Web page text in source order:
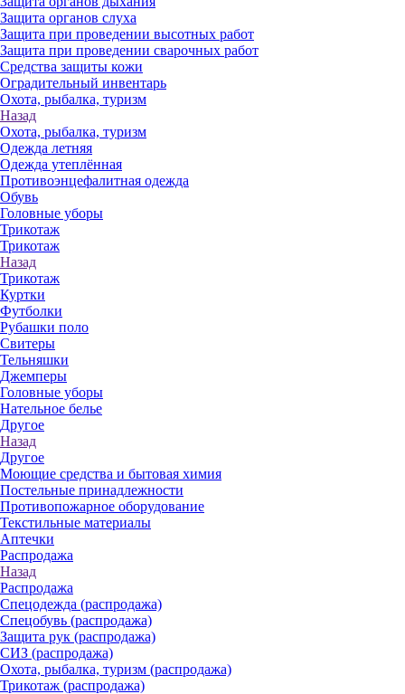
Защита органов слуха
Защита при проведении высотных работ
Защита при проведении сварочных работ
Средства защиты кожи
Оградительный инвентарь
Охота, рыбалка, туризм
Назад
Охота, рыбалка, туризм
Одежда летняя
Одежда утеплённая
Противоэнцефалитная одежда
Обувь
Головные уборы
Трикотаж
Трикотаж
Назад
Трикотаж
Куртки
Футболки
Рубашки поло
Свитеры
Тельняшки
Джемперы
Головные уборы
Нательное белье
Другое
Назад
Другое
Моющие средства и бытовая химия
Постельные принадлежности
Противопожарное оборудование
Текстильные материалы
Аптечки
Распродажа
Назад
Распродажа
Спецодежда (распродажа)
Спецобувь (распродажа)
Защита рук (распродажа)
СИЗ (распродажа)
Охота, рыбалка, туризм (распродажа)
Трикотаж (распродажа)